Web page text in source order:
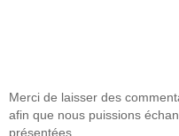
Merci de laisser des
afin que nous puissions
présentées.